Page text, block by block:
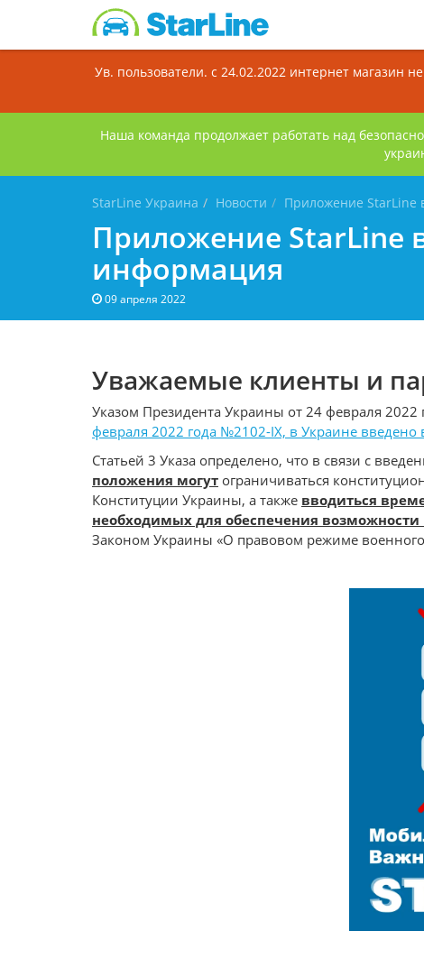
Ув. пользователи. с 24.02.2022 интернет магазин
Наша команда продолжает работать над
StarLine Украина Новости Приложение StarLine
Приложение StarLine
информация
09 апреля 2022
Уважаемые клиенты и
Указом Президента Украины от 24 февраля
февраля 2022 года №2102-IX, в Украине
Статьей 3 Указа определено, что в связи с
положения могут ограничиваться
Конституции Украины, а также вводиться
необходимых для обеспечения
Законом Украины «О правовом режиме